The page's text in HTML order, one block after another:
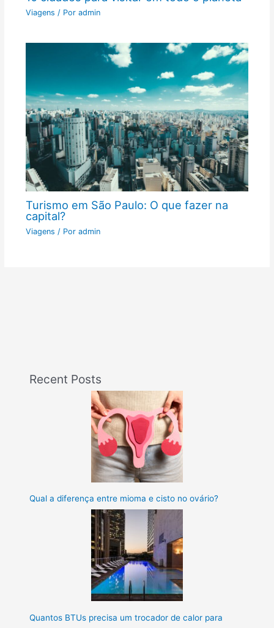
Viagens / Por admin
Turismo em São Paulo: O que fazer na
capital?
Viagens / Por admin
Recent Posts
Qual a diferença entre mioma e cisto no ovário?
Quantos BTUs precisa um trocador de calor para